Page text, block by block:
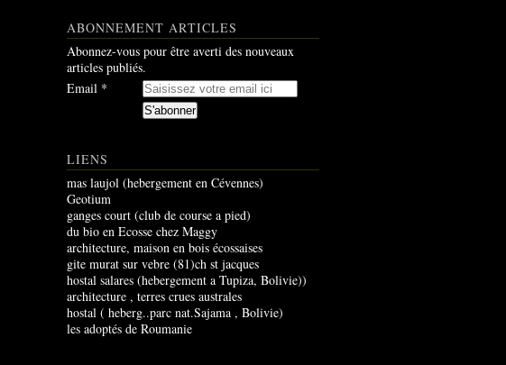
ABONNEMENT ARTICLES
Abonnez-vous pour être averti des nouveaux
articles publiés.
Email
LIENS
mas laujol (hebergement en Cévennes)
Geotium
ganges court (club de course a pied)
du bio en Ecosse chez Maggy
architecture, maison en bois écossaises
gite murat sur vebre (81)ch st jacques
hostal salares (hebergement a Tupiza, Bolivie))
architecture , terres crues australes
hostal ( heberg..parc nat.Sajama , Bolivie)
les adoptés de Roumanie